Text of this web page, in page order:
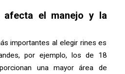
afecta el manejo y la
importantes al elegir rines es
por ejemplo, los de 18
una mayor área de